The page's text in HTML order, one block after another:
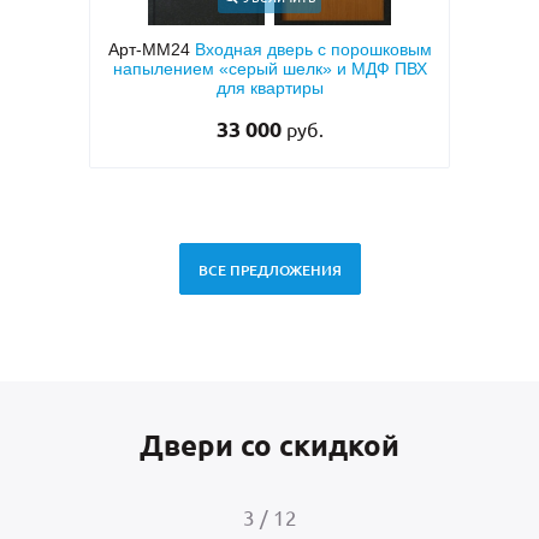
Арт-ММ49 Белая входная дверь с МДФ с
двух сторон и шумоизоляцией
ВСЕ ПРЕДЛОЖЕНИЯ
Двери со скидкой
4 / 12